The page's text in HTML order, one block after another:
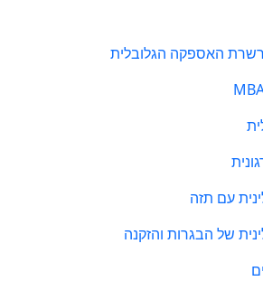
האספקה הגלובלית
עם תזה
של הבגרות והזקנה